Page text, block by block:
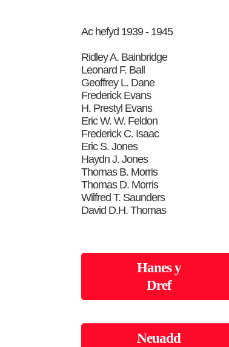
Ac hefyd 1939 - 1945
Ridley A. Bainbridge
Leonard F. Ball
Geoffrey L. Dane
Frederick Evans
H. Prestyl Evans
Eric W. W. Feldon
Frederick C. Isaac
Eric S. Jones
Haydn J. Jones
Thomas B. Morris
Thomas D. Morris
Wilfred T. Saunders
David D.H. Thomas
Hanes y
Dref
Neuadd